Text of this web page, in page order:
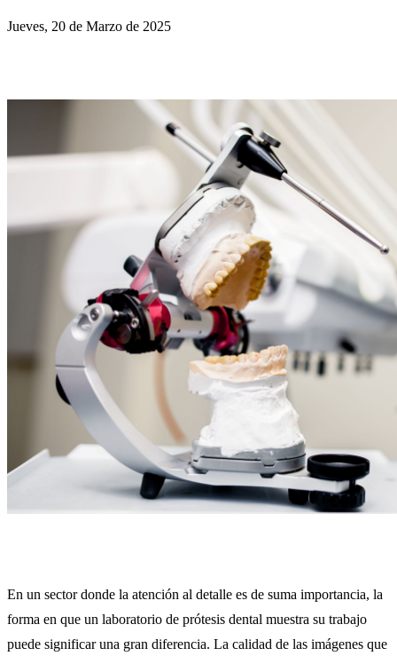
Jueves, 20 de Marzo de 2025
En un sector donde la atención al detalle es de suma importancia, la
forma en que un laboratorio de prótesis dental muestra su trabajo
puede significar una gran diferencia. La calidad de las imágenes que